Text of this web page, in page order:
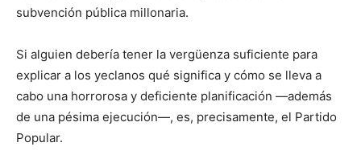
subvención pública millonaria.
Si alguien debería tener la vergüenza suficiente para
explicar a los yeclanos qué significa y cómo se lleva a
cabo una horrorosa y deficiente planificación —además
de una pésima ejecución—, es, precisamente, el Partido
Popular.